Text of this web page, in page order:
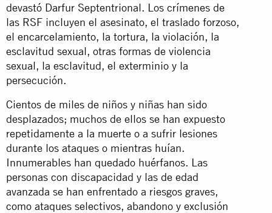
devastó Darfur Septentrional. Los crímenes de
las RSF incluyen el asesinato, el traslado forzoso,
el encarcelamiento, la tortura, la violación, la
esclavitud sexual, otras formas de violencia
sexual, la esclavitud, el exterminio y la
persecución.
Cientos de miles de niños y niñas han sido
desplazados; muchos de ellos se han expuesto
repetidamente a la muerte o a sufrir lesiones
durante los ataques o mientras huían.
Innumerables han quedado huérfanos. Las
personas con discapacidad y las de edad
avanzada se han enfrentado a riesgos graves,
como ataques selectivos, abandono y exclusión